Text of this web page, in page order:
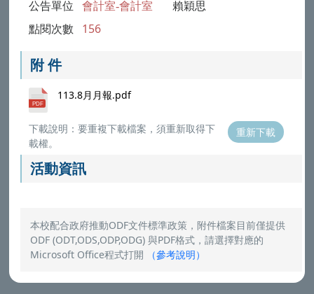
公告單位 會計室-會計室 賴穎思
點閱次數 156
附 件
113.8月月報.pdf
下載說明：要重複下載檔案，須重新取得下
載權。
重新下載
活動資訊
本校配合政府推動ODF文件標準政策，附件檔案目前僅提供
ODF (ODT,ODS,ODP,ODG) 與PDF格式，請選擇對應的
Microsoft Office程式打開
（參考說明）